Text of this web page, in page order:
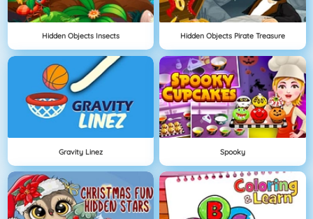
Hidden Objects Insects Hidden Objects Pirate Treasure
Gravity Linez Spooky